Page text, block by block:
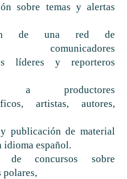
sobre temas y alertas
de una red de
comunicadores
líderes y reporteros
a productores
artistas, autores,
publicación de material
idioma español.
de concursos sobre
polares,